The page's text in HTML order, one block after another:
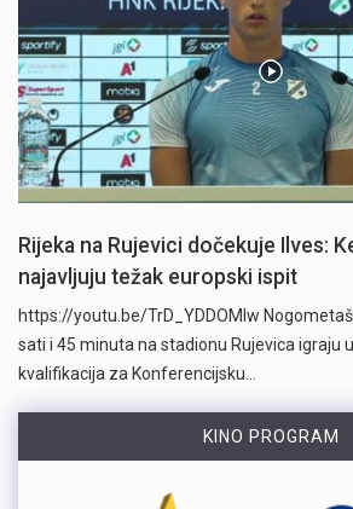
Rijeka na Rujevici dočekuje Ilves:
najavljuju težak europski ispit
https://youtu.be/TrD_YDDOMIw
sati i 45 minuta na stadionu Rujevica igraju
kvalifikacija za Konferencijsku…
KINO PROGRAM